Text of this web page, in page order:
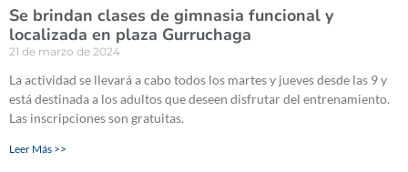
Se brindan clases de gimnasia funcional y
localizada en plaza Gurruchaga
21 de marzo de 2024
La actividad se llevará a cabo todos los martes y jueves desde las 9 y
está destinada a los adultos que deseen disfrutar del entrenamiento.
Las inscripciones son gratuitas.
Leer Más >>